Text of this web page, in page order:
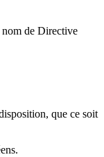
nom de Directive
que ce soit